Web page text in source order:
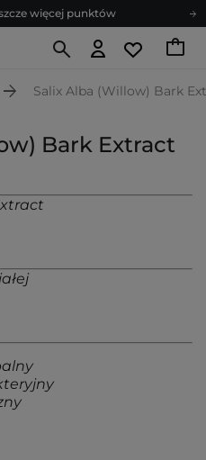
więcej punktów
pełen porad
zamówienia do 24h.
pełen porad
Salix Alba (Willow) Bark
Bark Extract